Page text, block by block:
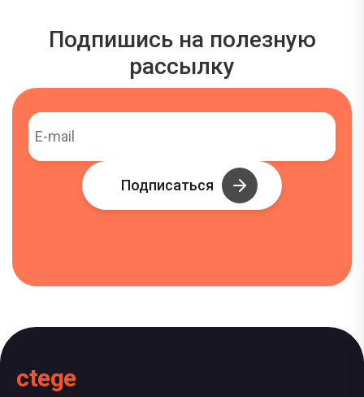
Подпишись на полезную
рассылку
Подписаться
ctege